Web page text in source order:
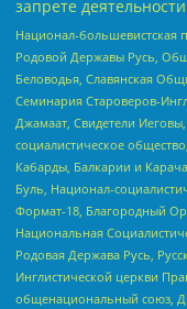
запрете
Национал-большевистская
Родовой Державы Русь,
Беловодья, Славянская
Семинария Староверов-
Джамаат, Свидетели
социалистическое
Кабарды, Балкарии и
Буль, Национал-
Формат-18, Благородный
Национальная
Родовая Держава Русь,
Инглистической церкви
общенациональный союз,